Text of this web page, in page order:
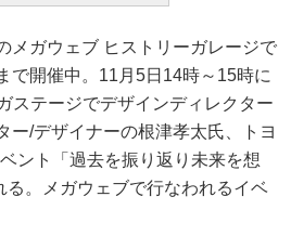
ガウェブ ヒストリーガレージで
で開催中。11月5日14時～15時に
ステージでデザインディレクター
ー/デザイナーの根津孝太氏、トヨ
ント「過去を振り返り未来を想
。メガウェブで行なわれるイベ